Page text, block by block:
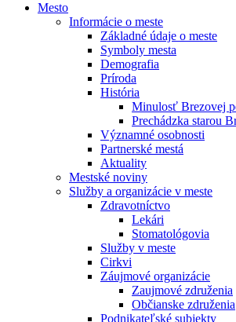
Mesto
Informácie o meste
Základné údaje o meste
Symboly mesta
Demografia
Príroda
História
Minulosť Brezovej
Prechádzka starou
Významné osobnosti
Partnerské mestá
Aktuality
Mestské noviny
Služby a organizácie v meste
Zdravotníctvo
Lekári
Stomatológovia
Služby v meste
Cirkvi
Záujmové organizácie
Zaujmové združenia
Občianske združenia
Podnikateľské subjekty